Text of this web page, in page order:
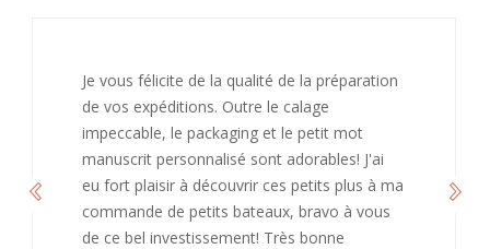
J’ai adoré ouvrir ce paquet votre message est
bienveillant et fait plaisir. Je ne manquerai pas
de recommandé chez vous. Bonne
continuation et merci à vous.
Caroline